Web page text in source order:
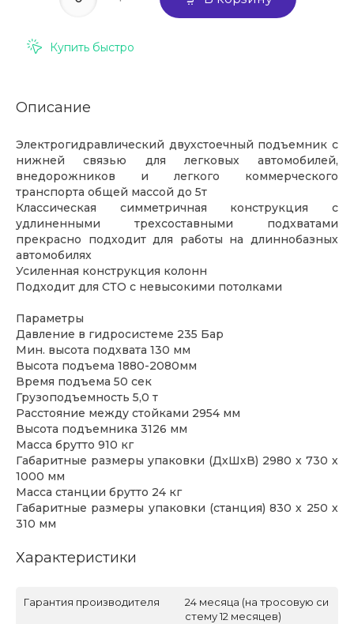
Купить быстро
Описание
Электрогидравлический двухстоечный подъемник с
нижней связью для легковых автомобилей,
внедорожников и легкого коммерческого
транспорта общей массой до 5т
Классическая симметричная конструкция с
удлиненными трехсоставными подхватами
прекрасно подходит для работы на длиннобазных
автомобилях
Усиленная конструкция колонн
Подходит для СТО с невысокими потолками
Параметры
Давление в гидросистеме 235 Бар
Мин. высота подхвата 130 мм
Высота подъема 1880-2080мм
Время подъема 50 сек
Грузоподъемность 5,0 т
Расстояние между стойками 2954 мм
Высота подъемника 3126 мм
Масса брутто 910 кг
Габаритные размеры упаковки (ДхШхВ) 2980 х 730 х
1000 мм
Масса станции брутто 24 кг
Габаритные размеры упаковки (станция) 830 х 250 х
310 мм
Характеристики
Гарантия производителя
24 месяца (на тросовую си
стему 12 месяцев)